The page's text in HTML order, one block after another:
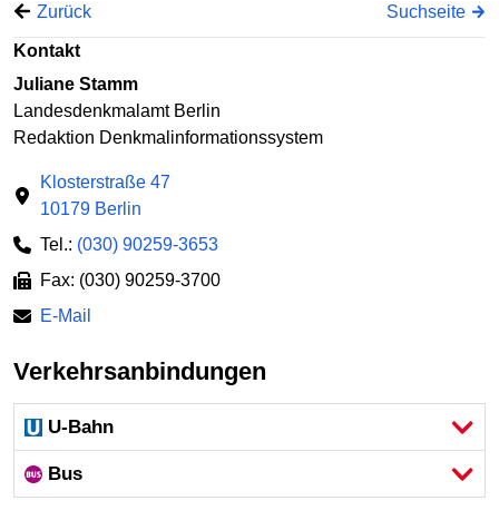
Zurück Suchseite
Kontakt
Juliane Stamm
Landesdenkmalamt Berlin
Redaktion Denkmalinformationssystem
Klosterstraße 47
10179 Berlin
Tel.: (030) 90259-3653
Fax: (030) 90259-3700
E-Mail
Verkehrsanbindungen
U-Bahn
Bus